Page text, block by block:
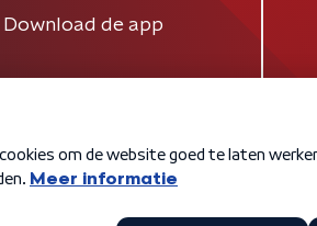
Download de app